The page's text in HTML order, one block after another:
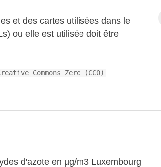
et des cartes utilisées dans le
ou elle est utilisée doit être
Commons Zero (CC0)
d'azote en µg/m3 Luxembourg